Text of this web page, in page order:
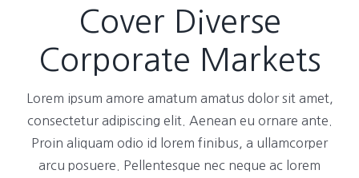
Cover Diverse
Corporate Markets
Lorem ipsum amore amatum amatus dolor sit amet,
consectetur adipiscing elit. Aenean eu ornare ante.
Proin aliquam odio id lorem finibus, a ullamcorper
arcu posuere. Pellentesque nec neque ac lorem